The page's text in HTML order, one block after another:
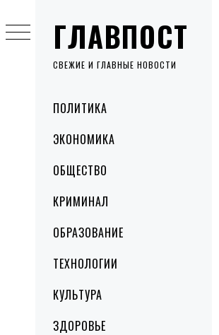
ГЛАВПОСТ
СВЕЖИЕ И ГЛАВНЫЕ НОВОСТИ
MenuПОЛИТИКА
ЭКОНОМИКА
ОБЩЕСТВО
КРИМИНАЛ
ОБРАЗОВАНИЕ
ТЕХНОЛОГИИ
КУЛЬТУРА
ЗДОРОВЬЕ
to
content